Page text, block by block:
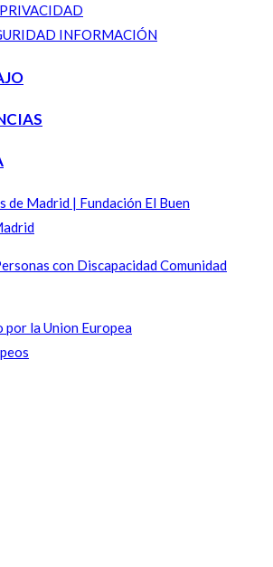
INFORMACIÓN